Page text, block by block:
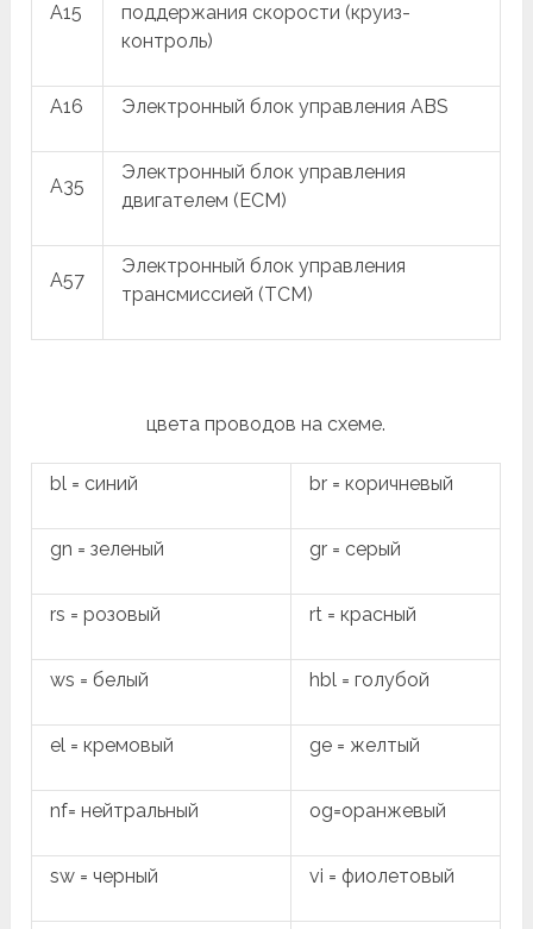
A15
поддержания скорости (круиз-
контроль)
A16 Электронный блок управления ABS
A35
Электронный блок управления
двигателем (ECM)
A57
Электронный блок управления
трансмиссией (TCM)
цвета проводов на схеме.
bl = синий br = коричневый
gn = зеленый gr = серый
rs = розовый rt = красный
ws = белый hbl = голубой
el = кремовый ge = желтый
nf= нейтральный og=оранжевый
sw = черный vi = фиолетовый